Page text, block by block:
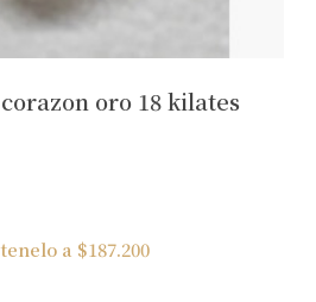
oro 18 kilates
a $187.200